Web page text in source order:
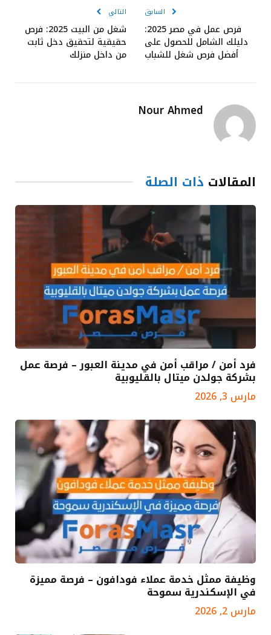
السابق
فرص عمل في مصر 2025:
دليلك الشامل للحصول على
أفضل فرص شغل للشباب
التالي
شغل من البيت 2025: فرص
حقيقية لتحقيق دخل ثابت
من داخل منزلك
Nour Ahmed
المقالات ذات الصلة
فرد أمن / مراقب أمن في مدينة العبور – فرصة عمل
بشركة جولدن ميتال بالقليوبية
مارس 3, 2026
وظيفة ممثل خدمة عملاء فودافون – فرصة مميزة
في الإسكندرية سموحة
مارس 2, 2026